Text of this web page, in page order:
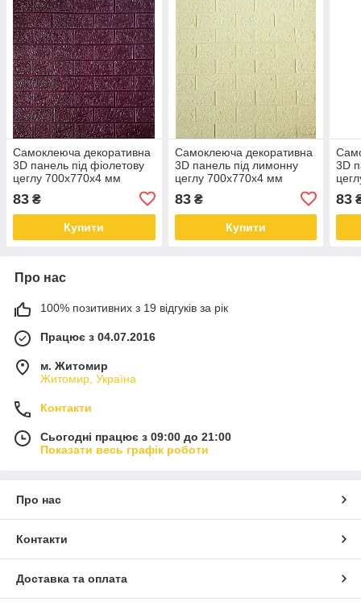
Самоклеюча декоративна
3D панель під фіолетову
цеглу 700x770x4 мм
83 ₴
Купити
Самоклеюча декоративна
3D панель під лимонну
цеглу 700x770x4 мм
83₴
Купити
3D
83
Про нас
100% позитивних з 19 відгуків за рік
Працює з 04.07.2016
м. Житомир
Житомир, Україна
Контакти
Сьогодні працює з 09:00 до 21:00
Показати весь графік роботи
Про нас
Контакти
Доставка та оплата